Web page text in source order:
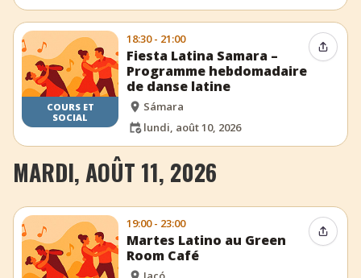
COURS ET
SOCIAL
18:30 - 21:00
Fiesta Latina Samara –
Programme hebdomadaire
de danse latine
Sámara
lundi, août 10, 2026
MARDI, AOÛT 11, 2026
19:00 - 23:00
Martes Latino au Green
Room Café